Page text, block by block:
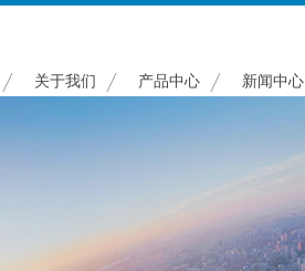
关于我们 产品中心 新闻中心